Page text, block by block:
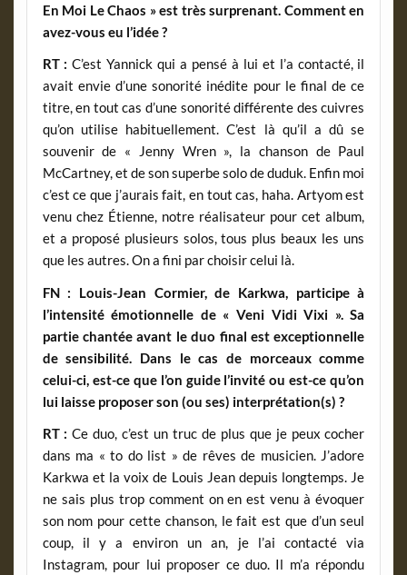
En Moi Le Chaos » est très surprenant. Comment en
avez-vous eu l’idée ?
RT : C’est Yannick qui a pensé à lui et l’a contacté, il
avait envie d’une sonorité inédite pour le final de ce
titre, en tout cas d’une sonorité différente des cuivres
qu’on utilise habituellement. C’est là qu’il a dû se
souvenir de « Jenny Wren », la chanson de Paul
McCartney, et de son superbe solo de duduk. Enfin moi
c’est ce que j’aurais fait, en tout cas, haha. Artyom est
venu chez Étienne, notre réalisateur pour cet album,
et a proposé plusieurs solos, tous plus beaux les uns
que les autres. On a fini par choisir celui là.
FN : Louis-Jean Cormier, de Karkwa, participe à
l’intensité émotionnelle de « Veni Vidi Vixi ». Sa
partie chantée avant le duo final est exceptionnelle
de sensibilité. Dans le cas de morceaux comme
celui-ci, est-ce que l’on guide l’invité ou est-ce qu’on
lui laisse proposer son (ou ses) interprétation(s) ?
RT : Ce duo, c’est un truc de plus que je peux cocher
dans ma « to do list » de rêves de musicien. J’adore
Karkwa et la voix de Louis Jean depuis longtemps. Je
ne sais plus trop comment on en est venu à évoquer
son nom pour cette chanson, le fait est que d’un seul
coup, il y a environ un an, je l’ai contacté via
Instagram, pour lui proposer ce duo. Il m’a répondu